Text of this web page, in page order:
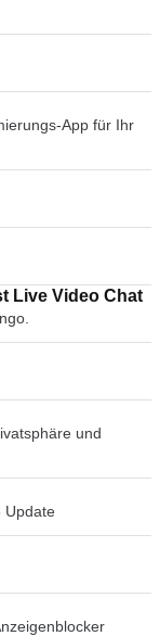
App für Ihr
Broadcast Live Video Chat
und
Update